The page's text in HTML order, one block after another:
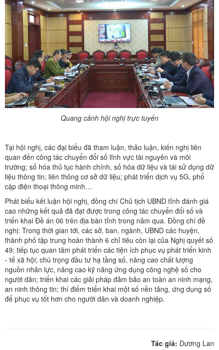
Quang cảnh hội nghị trực tuyến
Tại hội nghị, các đại biểu đã tham luận, thảo luận, kiến nghị liên
quan đến công tác chuyển đổi số lĩnh vực tài nguyên và môi
trường; số hóa thủ tục hành chính, số hóa dữ liệu và tái sử dụng dữ
liệu thông tin; liên thông cơ sở dữ liệu; phát triển dịch vụ 5G, phổ
cập điện thoại thông minh…
Phát biểu kết luận hội nghị, đồng chí Chủ tịch UBND tỉnh đánh giá
cao những kết quả đã đạt được trong công tác chuyển đổi số và
triển khai Đề án 06 trên địa bàn tỉnh trong năm qua. Đồng chí đề
nghị: Trong thời gian tới, các sở, ban, ngành, UBND các huyện,
thành phố tập trung hoàn thành 6 chỉ tiêu còn lại của Nghị quyết số
49; tiếp tục quan tâm phát triển các tiện ích phục vụ phát triển kinh
- tế xã hội; chú trọng đầu tư hạ tầng số, nâng cao chất lượng
nguồn nhân lực, nâng cao kỹ năng ứng dụng công nghệ số cho
người dân; triển khai các giải pháp đảm bảo an toàn an ninh mạng,
an ninh thông tin; thí điểm triển khai một số nền tảng, ứng dụng số
để phục vụ tốt hơn cho người dân và doanh nghiệp.
Tác giả: Dương Lan